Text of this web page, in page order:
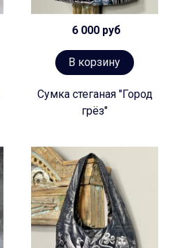
6 000 руб
В корзину
Сумка стеганая "Город
грёз"